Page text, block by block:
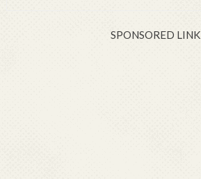
SPONSORED LINK